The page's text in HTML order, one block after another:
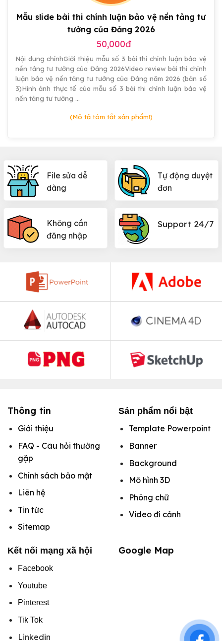
Mẫu slide bài thi chính luận bảo vệ nền tảng tư
tưởng của Đảng 2026
50,000đ
Nội dung chínhGiới thiệu mẫu số 3 bài thi chính luận bảo vệ
nền tảng tư tưởng của Đảng 2026Video review bài thi chính
luận bảo vệ nền tảng tư tưởng của Đảng năm 2026 (bản số
3)Hình ảnh thực tế của mẫu số 3 bài thi chính luận bảo vệ
nền tảng tư tưởng …
(Mô tả tóm tắt sản phẩm!)
File sửa dễ
dàng
Tự động duyệt
đơn
Không cần
đăng nhập
Support 24/7
Thông tin
Giới thiệu
FAQ - Câu hỏi thường
gặp
Chính sách bảo mật
Liên hệ
Tin tức
Sitemap
Sản phẩm nổi bật
Template Powerpoint
Banner
Background
Mô hình 3D
Phông chữ
Video đi cảnh
Kết nối mạng xã hội
Facebook
Youtube
Pinterest
Tik Tok
Linkedin
Google Map